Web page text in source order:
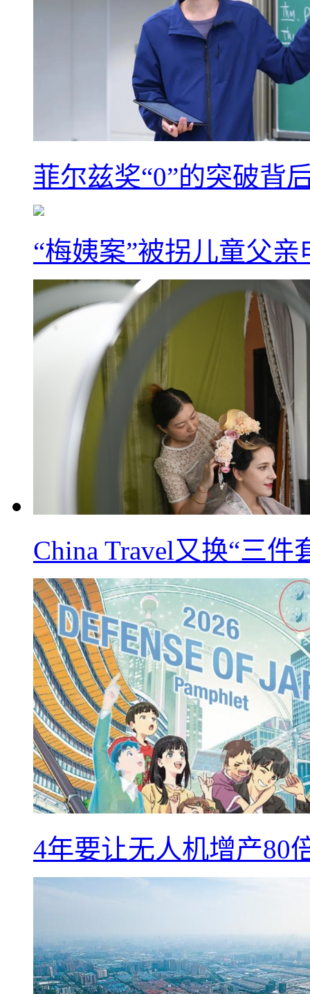
菲尔兹奖“0”的突破背
“梅姨案”被拐儿童父
China Travel又换“三
4年要让无人机增产80